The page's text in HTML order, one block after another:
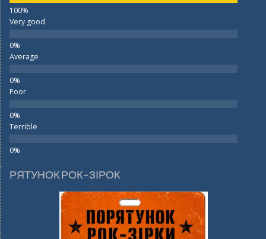
Very good
Average
Poor
Terrible
РЯТУНОК РОК-ЗІРОК